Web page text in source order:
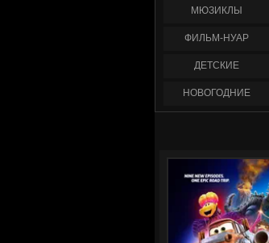
МЮЗИКЛЫ
ФИЛЬМ-НУАР
ДЕТСКИЕ
НОВОГОДНИЕ